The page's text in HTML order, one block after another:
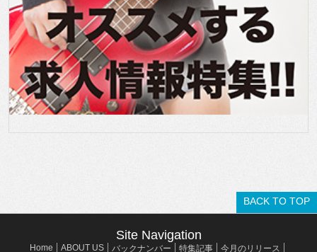
BACK TO TOP
Site Navigation
Home ABOUT US バックナンバー 特集記事 今月のリリース